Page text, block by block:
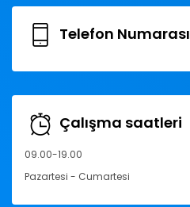
Telefon Numarası
Çalışma saatleri
09.00-19.00
Pazartesi - Cumartesi